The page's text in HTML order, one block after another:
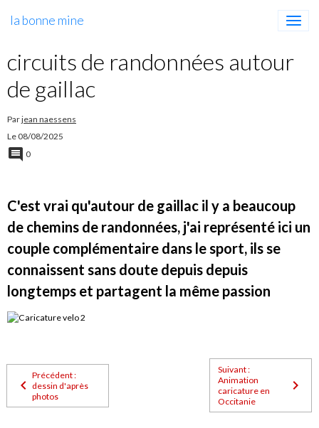
la bonne mine
circuits de randonnées autour
de gaillac
Parjean naessens
Le 08/08/2025
0
C'est vrai qu'autour de gaillac il y a beaucoup
de chemins de randonnées, j'ai représenté ici un
couple complémentaire dans le sport, ils se
connaissent sans doute depuis depuis
longtemps et partagent la même passion
Précédent :
dessin d'après
photos
Suivant :
Animation
caricature en
Occitanie